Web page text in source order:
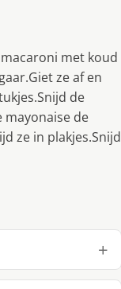
met koud
ze af en
de
mayonaise de
ze in plakjes.Snijd